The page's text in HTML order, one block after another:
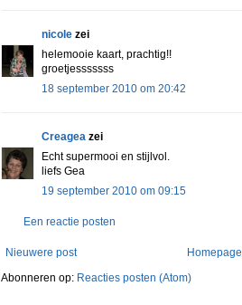
nicole zei
helemooie kaart, prachtig!!
groetjesssssss
18 september 2010 om 20:42
Creagea zei
Echt supermooi en stijlvol.
liefs Gea
19 september 2010 om 09:15
Een reactie posten
Nieuwere post
Homepage
Abonneren op: Reacties posten (Atom)